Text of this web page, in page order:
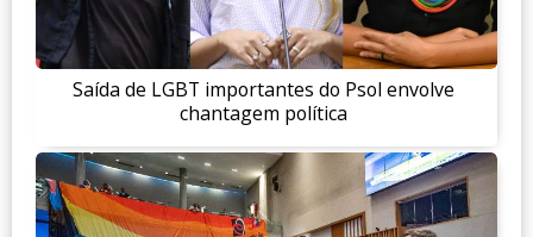
Saída de LGBT importantes do Psol envolve
chantagem política